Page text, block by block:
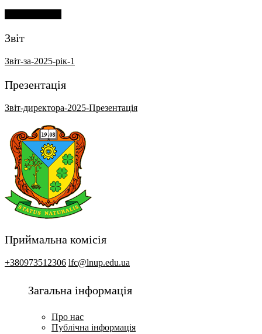
Звіт
Звіт-за-2025-рік-1
Презентація
Звіт-директора-2025-Презентація
Приймальна комісія
+380973512306 lfc@lnup.edu.ua
Загальна інформація
Про нас
Публічна інформація